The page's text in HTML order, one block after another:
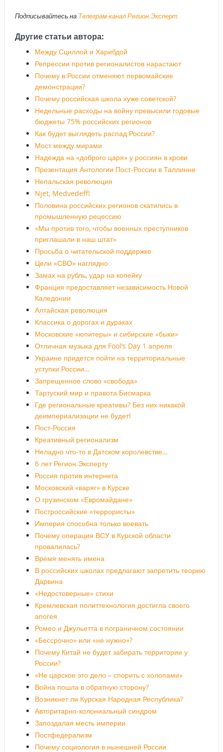
Подписывайтесь на Телеграм-канал Регион.Эксперт
Другие статьи автора:
Между Сциллой и Харибдой
Репрессии против регионалистов нарастают
Почему в России отменяют первомайские
демонстрации?
Почему российская школа хуже советской?
Недельные расходы на войну превысили годовые
бюджеты 75% российских регионов
Как будет выглядеть распад России?
Мост между мирами
Надежда на «доброго царя» у россиян в крови
Презентация Антологии Пост-России в Таллинне
Непальская революция
Njet, Medvedeff!
Половина российских регионов скатились в
промышленную рецессию
«Мы против того, чтобы военных преступников
приглашали в наш штат»
Просьба о читательской поддержке
Цели «СВО» наглядно
Замах на рубль, удар на копейку
Франция предоставляет независимость Новой
Каледонии
Алтайская революция
Классика о дорогах и дураках
Московские «юпитеры» и сибирские «быки»
Отличная музыка для Fool’s Day 1 апреля
Украине придется пойти на территориальные
уступки России…
Запрещенное слово «свобода»
Тартуский мир и правота Бисмарка
Где региональные креативы? Без них никакой
деимпериализации не будет!
Пост-Россия
Креативный регионализм
Неладно что-то в Датском королевстве…
6 лет Регион.Эксперту
Россия против интернета
Московский «варяг» в Курске
О грузинском «Евромайдане»
Построссийские «террористы»
Империя способна только воевать
Почему операция ВСУ в Курской области
провалилась?
Время менять имена
В российских школах предлагают запретить теорию
Дарвина
«Недостоверные» стихи
Кремлевская политтехнология достигла своего
апогея
Ромео и Джульетта в пограничном состоянии
«Бессрочно» или «не нужно»?
Почему Китай не будет забирать территории у
России?
«Не царское это дело – спорить с холопами»
Война пошла в обратную сторону?
Возникнет ли Курская Народная Республика?
Авторитарно-колониальный синдром
Запоздалая месть империи
Постфедерализм
Почему социология в нынешней России